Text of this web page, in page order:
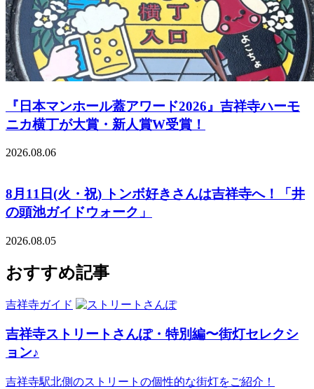
『日本マンホール蓋アワード2026』吉祥寺ハーモ
ニカ横丁が大賞・新人賞W受賞！
2026.08.06
8月11日(火・祝) トンボ好きさんは吉祥寺へ！「井
の頭池ガイドウォーク」
2026.08.05
おすすめ記事
吉祥寺ガイド
吉祥寺ストリートさんぽ・特別編〜街灯セレクシ
ョン♪
吉祥寺駅北側のストリートの個性的な街灯をご紹介！